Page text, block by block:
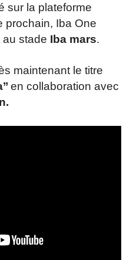
sur la plateforme
prochain, Iba One
au stade Iba mars.
maintenant le titre
en collaboration avec